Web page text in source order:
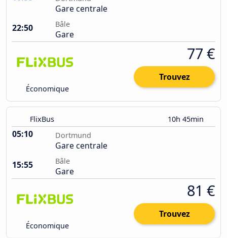
Gare centrale
22:50
Bâle
Gare
Économique
77 €
Trouvez
FlixBus 10h 45min
05:10 Dortmund
Gare centrale
15:55
Bâle
Gare
Économique
81 €
Trouvez